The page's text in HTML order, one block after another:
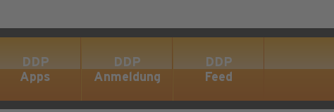
DDP
Apps
DDP
Anmeldung
DDP
Feed